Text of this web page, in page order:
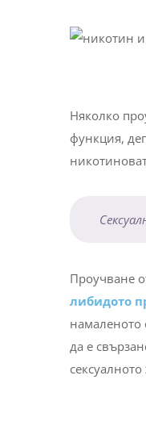
Няколко
функция,
Проучване
либидото
намаленото
да е